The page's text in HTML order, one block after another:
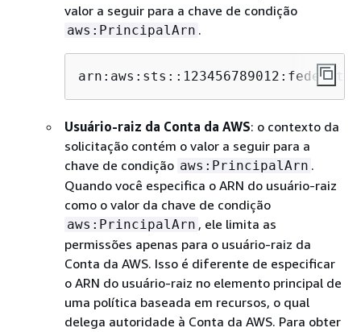
valor a seguir para a chave de condição
aws:PrincipalArn .
Usuário-raiz da Conta da AWS: o contexto da
solicitação contém o valor a seguir para a
chave de condição aws:PrincipalArn .
Quando você especifica o ARN do usuário-raiz
como o valor da chave de condição
aws:PrincipalArn , ele limita as
permissões apenas para o usuário-raiz da
Conta da AWS. Isso é diferente de especificar
o ARN do usuário-raiz no elemento principal de
uma política baseada em recursos, o qual
delega autoridade à Conta da AWS. Para obter